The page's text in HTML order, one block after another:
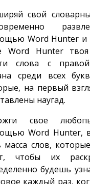
свой
Word Hunter и
Word Hunter
слова с
среди всех
на первый
наугад.
свое
Word Hunter,
масса слов,
чтобы их
будешь
каждый раз,